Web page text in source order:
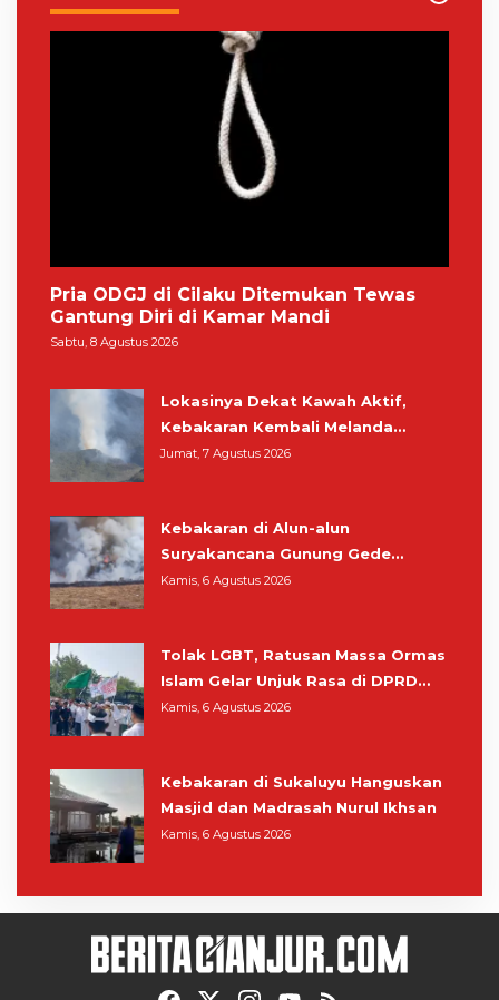
Pria ODGJ di Cilaku Ditemukan Tewas
Gantung Diri di Kamar Mandi
Sabtu, 8 Agustus 2026
Lokasinya Dekat Kawah Aktif,
Kebakaran Kembali Melanda
Kawasan Gunung Gede Pangrango
Jumat, 7 Agustus 2026
Kebakaran di Alun-alun
Suryakancana Gunung Gede
Pangrango, Relawan dan Warga
Kamis, 6 Agustus 2026
Tolak LGBT, Ratusan Massa Ormas
Islam Gelar Unjuk Rasa di DPRD
Cianjur
Kamis, 6 Agustus 2026
Kebakaran di Sukaluyu Hanguskan
Masjid dan Madrasah Nurul Ikhsan
Kamis, 6 Agustus 2026